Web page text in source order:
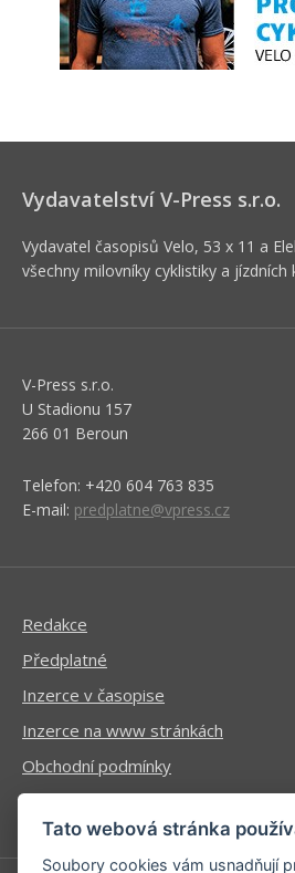
Vydavatelství V-Press s.r.o.
Vydavatel časopisů Velo, 53 x 11 a
všechny milovníky cyklistiky a jízdních
V-Press s.r.o.
U Stadionu 157
266 01 Beroun
Telefon: +420 604 763 835
E-mail: predplatne@vpress.cz
Redakce
Předplatné
Inzerce v časopise
Inzerce na www stránkách
Obchodní podmínky
Ochrana osobních údajů
Tato webová stránka
Soubory cookies vám usnadňují